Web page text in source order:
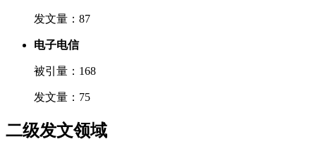
发文量：87
电子电信
被引量：168
发文量：75
二级发文领域